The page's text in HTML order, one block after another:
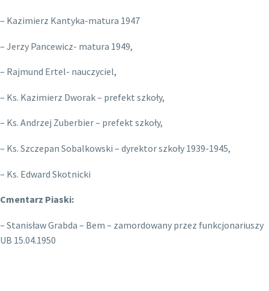
– Kazimierz Kantyka-matura 1947
– Jerzy Pancewicz- matura 1949,
– Rajmund Ertel- nauczyciel,
– Ks. Kazimierz Dworak – prefekt szkoły,
– Ks. Andrzej Zuberbier – prefekt szkoły,
– Ks. Szczepan Sobalkowski – dyrektor szkoły 1939-1945,
– Ks. Edward Skotnicki
Cmentarz Piaski:
– Stanisław Grabda – Bem – zamordowany przez funkcjonariuszy
UB 15.04.1950